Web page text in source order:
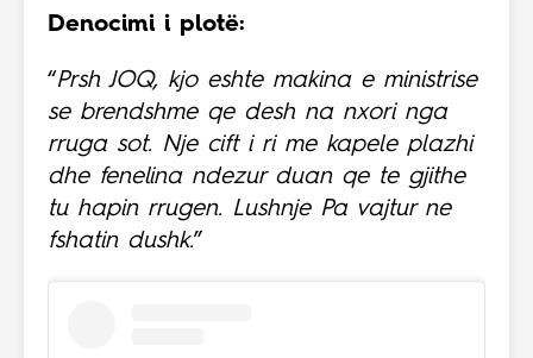
Denocimi i plotë:
“Prsh JOQ, kjo eshte makina e ministrise
se brendshme qe desh na nxori nga
rruga sot. Nje cift i ri me kapele plazhi
dhe fenelina ndezur duan qe te gjithe
tu hapin rrugen. Lushnje Pa vajtur ne
fshatin dushk.”